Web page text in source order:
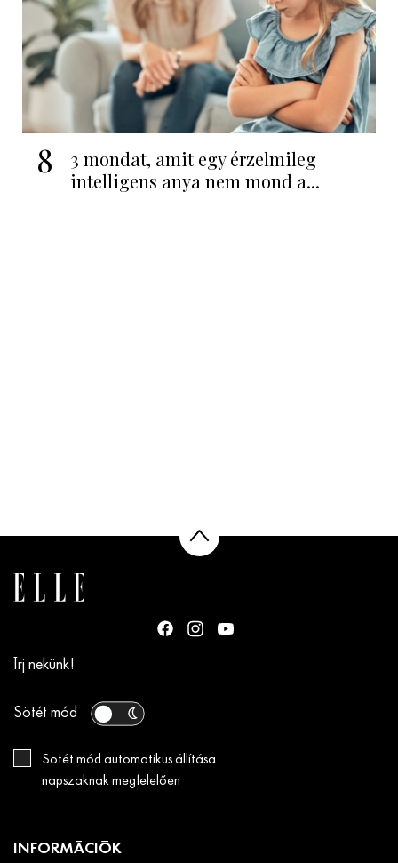
8
3 mondat, amit egy érzelmileg
intelligens anya nem mond a...
Írj nekünk!
Sötét mód
Sötét mód automatikus állítása
napszaknak megfelelően
INFORMÁCIÓK